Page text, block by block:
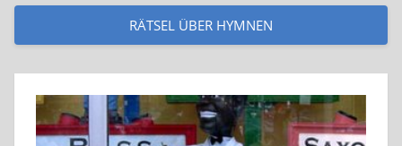
RÄTSEL ÜBER HYMNEN